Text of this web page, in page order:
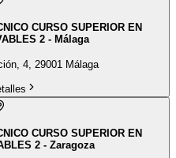
CURSO SUPERIOR EN
2 - Málaga
4, 29001 Málaga
CURSO SUPERIOR EN
2 - Zaragoza